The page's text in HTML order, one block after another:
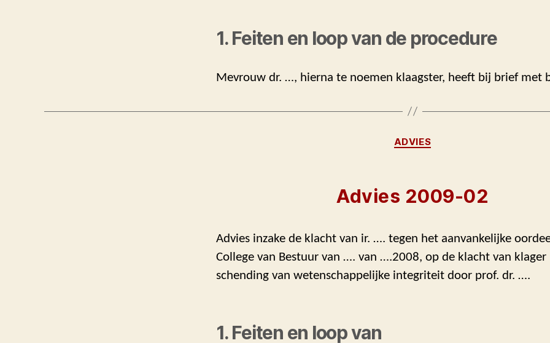
1. Feiten en loop van de procedure
Mevrouw dr. …, hierna te noemen klaagster, heeft bij brief met
Categorieën
ADVIES
Advies 2009-02
Advies inzake de klacht van ir. …. tegen het aanvankelijke
College van Bestuur van …. van ….2008, op de klacht van klager
schending van wetenschappelijke integriteit door prof. dr. ….
1. Feiten en loop van